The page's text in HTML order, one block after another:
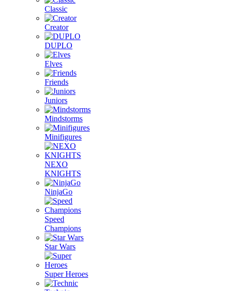
Classic
Creator
DUPLO
Elves
Friends
Juniors
Mindstorms
Minifigures
NEXO
KNIGHTS
NinjaGo
Speed
Champions
Star Wars
Super Heroes